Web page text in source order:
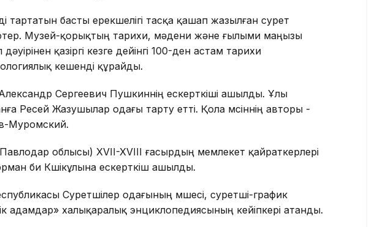
тартатын басты ерекшелігі тасқа қашап жазылған сурет
Музей-қорықтың тарихи, мәдени және ғылыми маңызы
қазіргі кезге дейінгі 100-ден астам тарихи
кешенді құрайды.
Сергеевич Пушкиннің ескерткіші ашылды. Ұлы
Ресей Жазушылар одағы тарту етті. Қола мүсіннің авторы -
Муромский.
облысы) XVII-XVIII ғасырдың мемлекет қайраткерлері
би Күшікұлына ескерткіш ашылды.
Суретшілер одағының мүшесі, суретші-график
адамдар» халықаралық энциклопедиясының кейіпкері атанды.